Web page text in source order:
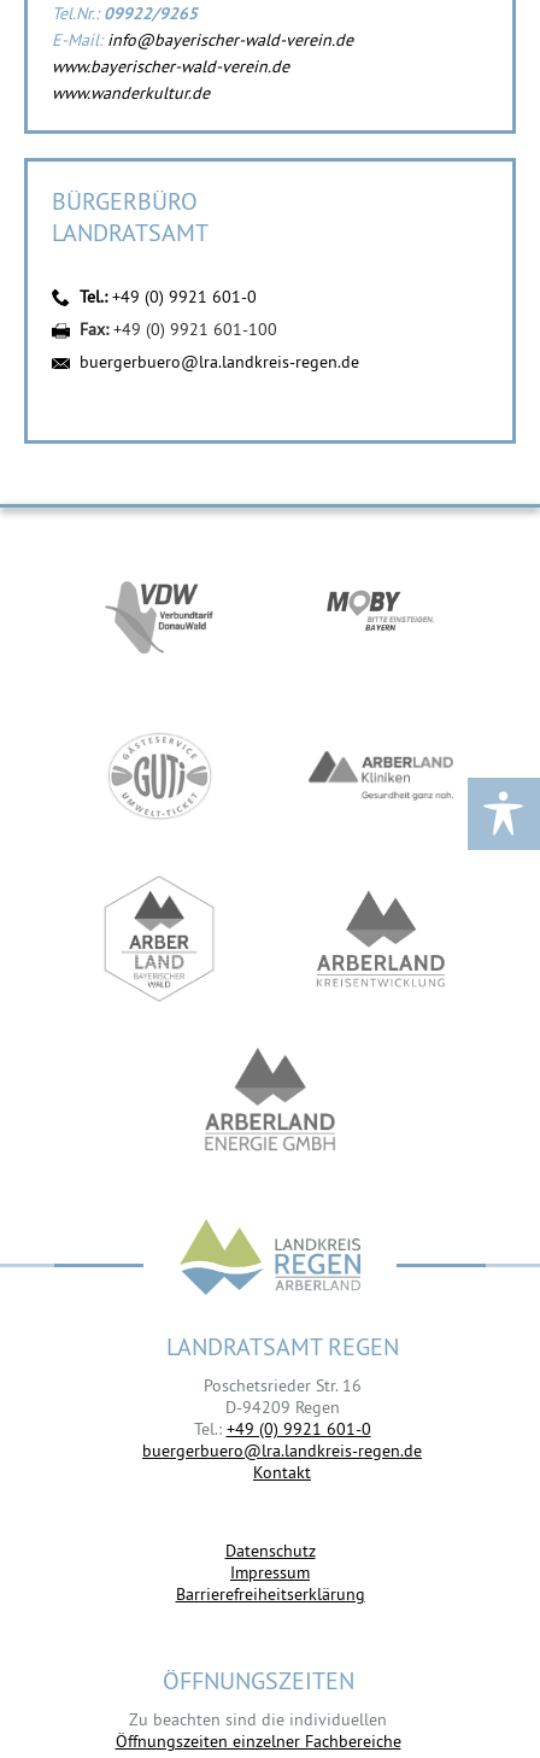
Tel.Nr.:09922/9265
E-Mail:info@bayerischer-wald-verein.de
www.bayerischer-wald-verein.de
www.wanderkultur.de
BÜRGERBÜRO
LANDRATSAMT
Tel.:+49 (0) 9921 601-0
Fax:+49 (0) 9921 601-100
buergerbuero@lra.landkreis-regen.de
LANDRATSAMT REGEN
Poschetsrieder Str. 16
D-94209 Regen
Tel.: +49 (0) 9921 601-0
buergerbuero@lra.landkreis-regen.de
Kontakt
Datenschutz
Impressum
Barrierefreiheitserklärung
ÖFFNUNGSZEITEN
Zu beachten sind die individuellen
Öffnungszeiten einzelner Fachbereiche